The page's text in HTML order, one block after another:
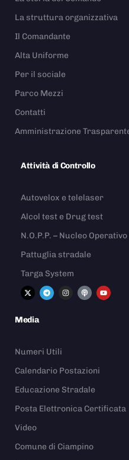
La struttura organizzativa
Il Comandante
Alta Uniforme
Per il sociale
Parco Mezzi
Contatti
Amministrazione
Attività di Controllo
Autovelox e telelaser
Alcol test e Drug test
N.O.P.P. – Nucleo
Pattuglia stradale
Targa System
Media
Numeri Utili
Calendario Postazioni
Educazione Stradale
Posta Elettronica Certificata
Video
Comune di Ciampino